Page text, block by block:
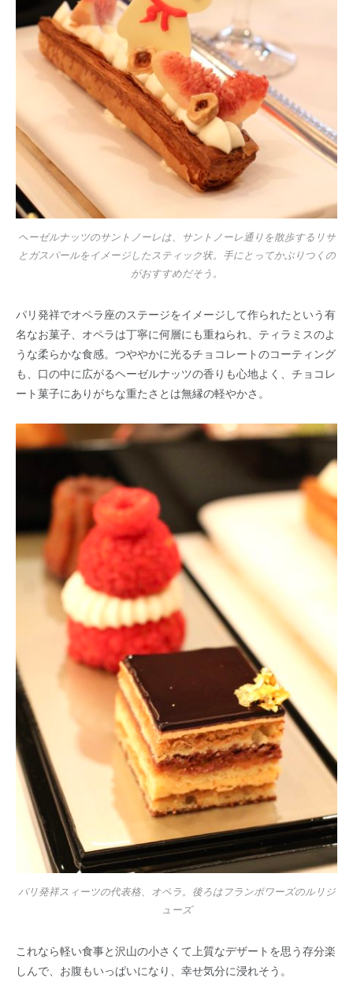
ヘーゼルナッツのサントノーレは、サントノーレ通りを散歩するリサ
とガスパールをイメージしたスティック状。手にとってかぶりつくの
がおすすめだそう。
パリ発祥でオペラ座のステージをイメージして作られたという有
名なお菓子、オペラは丁寧に何層にも重ねられ、ティラミスのよ
うな柔らかな食感。つややかに光るチョコレートのコーティング
も、口の中に広がるヘーゼルナッツの香りも心地よく、チョコレ
ート菓子にありがちな重たさとは無縁の軽やかさ。
パリ発祥スィーツの代表格、オペラ。後ろはフランボワーズのルリジ
ューズ
これなら軽い食事と沢山の小さくて上質なデザートを思う存分楽
しんで、お腹もいっぱいになり、幸せ気分に浸れそう。